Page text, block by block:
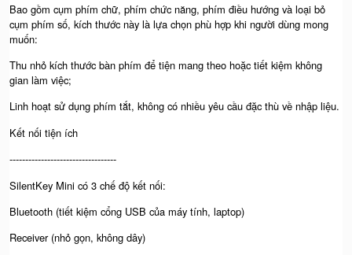
Bao gồm cụm phím chữ, phím chức năng, phím điều hướng và loại bỏ
cụm phím số, kích thước này là lựa chọn phù hợp khi người dùng mong
muốn:
Thu nhỏ kích thước bàn phím để tiện mang theo hoặc tiết kiệm không
gian làm việc;
Linh hoạt sử dụng phím tắt, không có nhiều yêu cầu đặc thù về nhập liệu.
Kết nối tiện ích
----------------------------------
SilentKey Mini có 3 chế độ kết nối:
Bluetooth (tiết kiệm cổng USB của máy tính, laptop)
Receiver (nhỏ gọn, không dây)